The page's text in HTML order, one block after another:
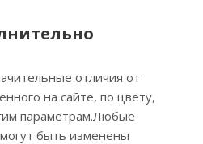
отличия от
на сайте, по цвету,
параметрам.Любые
быть изменены